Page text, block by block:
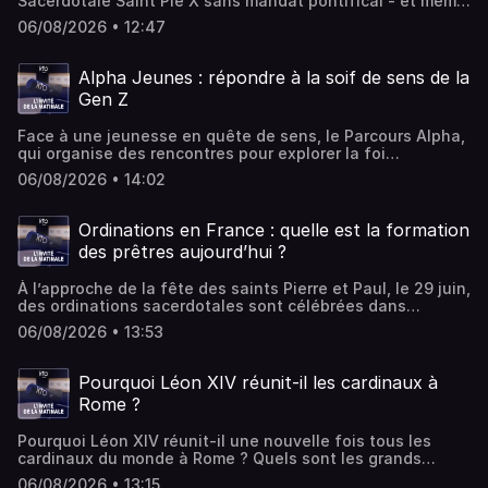
contre l’avis de Rome - Christophe Geffroy, fondateur du
mensuel La Nef, répond aux questions de KTO Radio.
situer ? Quelles peuvent être les conséquences ?
Interview réalisée par Philippine de Saint Pierre
06/08/2026 • 12:47
Alpha Jeunes : répondre à la soif de sens de la
Gen Z
Face à une jeunesse en quête de sens, le Parcours Alpha,
qui organise des rencontres pour explorer la foi
chrétienne, a décidé de créer les Parcours Alpha Jeunes.
Pourquoi émergent les questions autour du sens de la vie
? Pourquoi ce parcours connait-il un tel succès ? Enora
Del Castillo, chargée de projet jeunesse au sein des
Parcours Alpha France, répond à ces questions dans
Étienne Loraillère.
06/08/2026 • 14:02
Ordinations en France : quelle est la formation
des prêtres aujourd’hui ?
À l’approche de la fête des saints Pierre et Paul, le 29 juin,
des ordinations sacerdotales sont célébrées dans
plusieurs diocèses en France. Qui sont ces jeunes
hommes qui deviennent prêtres ? Quelle formation
aux défis de notre époque ? Et comment les
communautés chrétiennes peuvent-elles, elles aussi,
susciter des vocations ? Mgr Jean-Marc Micas, évêque de
de l’Église au sein de la Conférence des évêques de
France, est l’invité de KTO Radio. Une interview réalisée
par Etienne Loraillère.
06/08/2026 • 13:53
Pourquoi Léon XIV réunit-il les cardinaux à
Rome ?
Pourquoi Léon XIV réunit-il une nouvelle fois tous les
cardinaux du monde à Rome ? Quels sont les grands
enjeux de ce deuxième consistoire extraordinaire de son
06/08/2026 • 13:15